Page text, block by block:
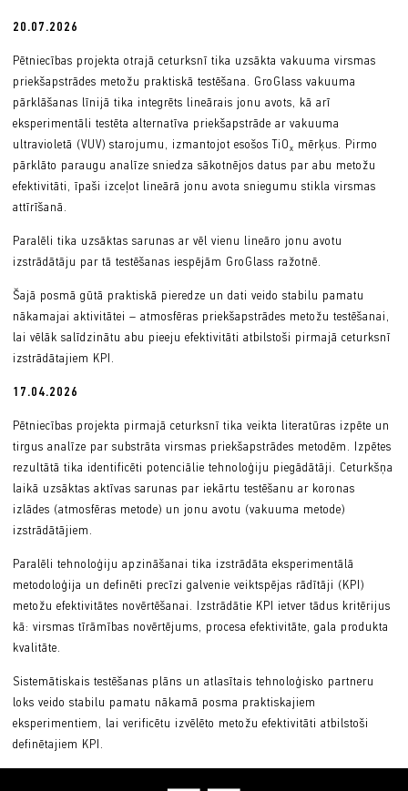
20.07.2026
Pētniecības projekta otrajā ceturksnī tika uzsākta vakuuma virsmas
priekšapstrādes metožu praktiskā testēšana. GroGlass vakuuma
pārklāšanas līnijā tika integrēts lineārais jonu avots, kā arī
eksperimentāli testēta alternatīva priekšapstrāde ar vakuuma
ultravioletā (VUV) starojumu, izmantojot esošos TiOx mērķus. Pirmo
pārklāto paraugu analīze sniedza sākotnējos datus par abu metožu
efektivitāti, īpaši izceļot lineārā jonu avota sniegumu stikla virsmas
attīrīšanā.
Paralēli tika uzsāktas sarunas ar vēl vienu lineāro jonu avotu
izstrādātāju par tā testēšanas iespējām GroGlass ražotnē.
Šajā posmā gūtā praktiskā pieredze un dati veido stabilu pamatu
nākamajai aktivitātei – atmosfēras priekšapstrādes metožu testēšanai,
lai vēlāk salīdzinātu abu pieeju efektivitāti atbilstoši pirmajā ceturksnī
izstrādātajiem KPI.
17.04.2026
Pētniecības projekta pirmajā ceturksnī tika veikta literatūras izpēte un
tirgus analīze par substrāta virsmas priekšapstrādes metodēm. Izpētes
rezultātā tika identificēti potenciālie tehnoloģiju piegādātāji. Ceturkšņa
laikā uzsāktas aktīvas sarunas par iekārtu testēšanu ar koronas
izlādes (atmosfēras metode) un jonu avotu (vakuuma metode)
izstrādātājiem.
Paralēli tehnoloģiju apzināšanai tika izstrādāta eksperimentālā
metodoloģija un definēti precīzi galvenie veiktspējas rādītāji (KPI)
metožu efektivitātes novērtēšanai. Izstrādātie KPI ietver tādus kritērijus
kā: virsmas tīrāmības novērtējums, procesa efektivitāte, gala produkta
kvalitāte.
Sistemātiskais testēšanas plāns un atlasītais tehnoloģisko partneru
loks veido stabilu pamatu nākamā posma praktiskajiem
eksperimentiem, lai verificētu izvēlēto metožu efektivitāti atbilstoši
definētajiem KPI.